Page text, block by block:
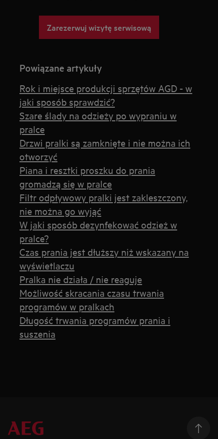
Zarezerwuj wizytę serwisową
Powiązane artykuły
Rok i miejsce produkcji sprzętów AGD - w
jaki sposób sprawdzić?
Szare ślady na odzieży po wypraniu w
pralce
Drzwi pralki są zamknięte i nie można ich
otworzyć
Piana i resztki proszku do prania
gromadzą się w pralce
Filtr odpływowy pralki jest zakleszczony,
nie można go wyjąć
W jaki sposób dezynfekować odzież w
pralce?
Czas prania jest dłuższy niż wskazany na
wyświetlaczu
Pralka nie działa / nie reaguje
Możliwość skracania czasu trwania
programów w pralkach
Długość trwania programów prania i
suszenia